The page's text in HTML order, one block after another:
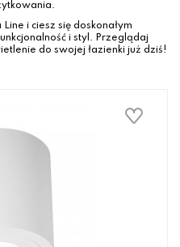
i ciesz się doskonałym
i styl. Przeglądaj
do swojej łazienki już dziś!